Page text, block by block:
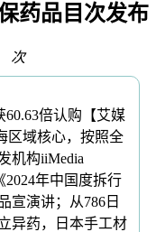
药品目次发布
次
倍认购【艾媒
区域核心，按照全
机构iiMedia
2024年中国度拆行
宣演讲；从786日
异药，日本手工材